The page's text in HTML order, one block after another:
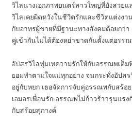
วิไลนางเอกภาพยนตร์สาวใหญ่ที่ยังสวย
วิไลเคยผิดหวังในชีวิตรักและชีวิตแต่งงา
กับอาทรผู้ชายที่มีฐานะทางสังคมด้อยกว่
คู่เข้ากันไม่ได้ต้องหย่าขาดกันตั้งแต่อรร
อัปสรวิไลทุ่มเทความรักให้กับอรรณพเต็
ยอมทำตามใจแม่ทุกอย่าง จนกระทั่งอัปส
อยู่กับหยก เธอจัดการจับคู่อรรณพกับสร้อ
เอมอรเพื่อนรัก อรรณพไม่ก้าวร้าวรุนแร
กับสร้อยสุภางค์